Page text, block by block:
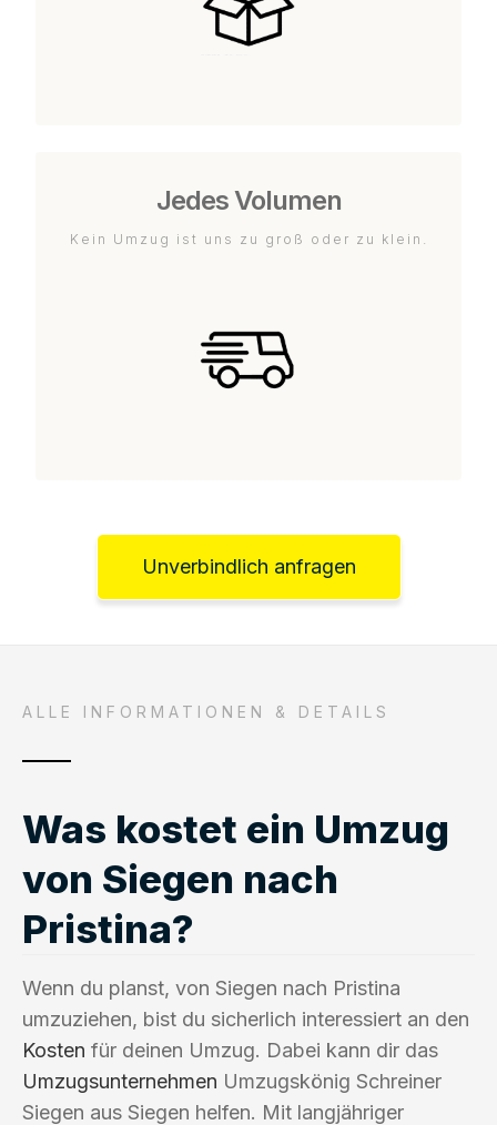
Jedes Volumen
Kein Umzug ist uns zu groß oder zu klein.
Unverbindlich anfragen
ALLE INFORMATIONEN & DETAILS
Was kostet ein Umzug
von Siegen nach
Pristina?
Wenn du planst, von Siegen nach Pristina
umzuziehen, bist du sicherlich interessiert an den
Kosten für deinen Umzug. Dabei kann dir das
Umzugsunternehmen Umzugskönig Schreiner
Siegen aus Siegen helfen. Mit langjähriger